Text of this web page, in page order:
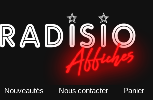
Nouveautés Nous contacter Panier